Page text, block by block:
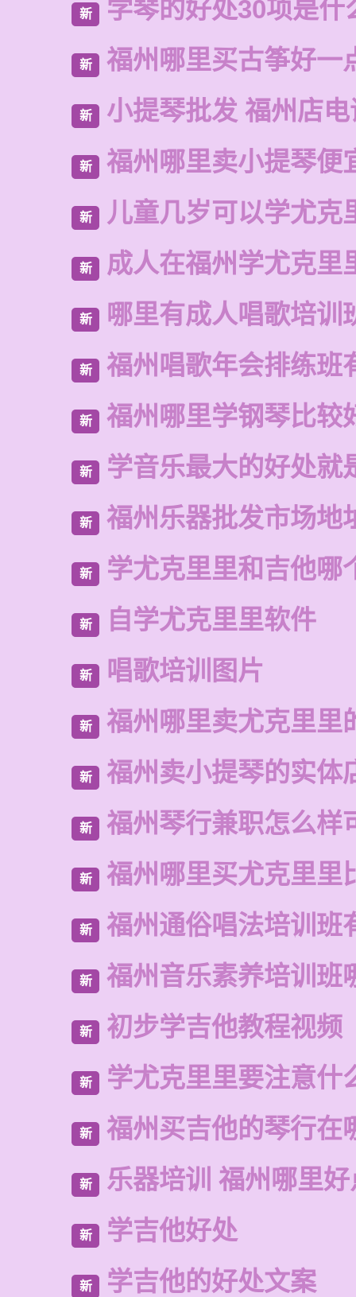
新 学琴的好处30项是什
新 福州哪里买古筝好一
新 小提琴批发 福州店电
新 福州哪里卖小提琴便
新 儿童几岁可以学尤克
新 成人在福州学尤克里
新 哪里有成人唱歌培训
新 福州唱歌年会排练班
新 福州哪里学钢琴比较
新 学音乐最大的好处就
新 福州乐器批发市场地
新 学尤克里里和吉他哪
新 自学尤克里里软件
新 唱歌培训图片
新 福州哪里卖尤克里里
新 福州卖小提琴的实体
新 福州琴行兼职怎么样
新 福州哪里买尤克里里
新 福州通俗唱法培训班
新 福州音乐素养培训班
新 初步学吉他教程视频
新 学尤克里里要注意什
新 福州买吉他的琴行在
新 乐器培训 福州哪里
新 学吉他好处
新 学吉他的好处文案